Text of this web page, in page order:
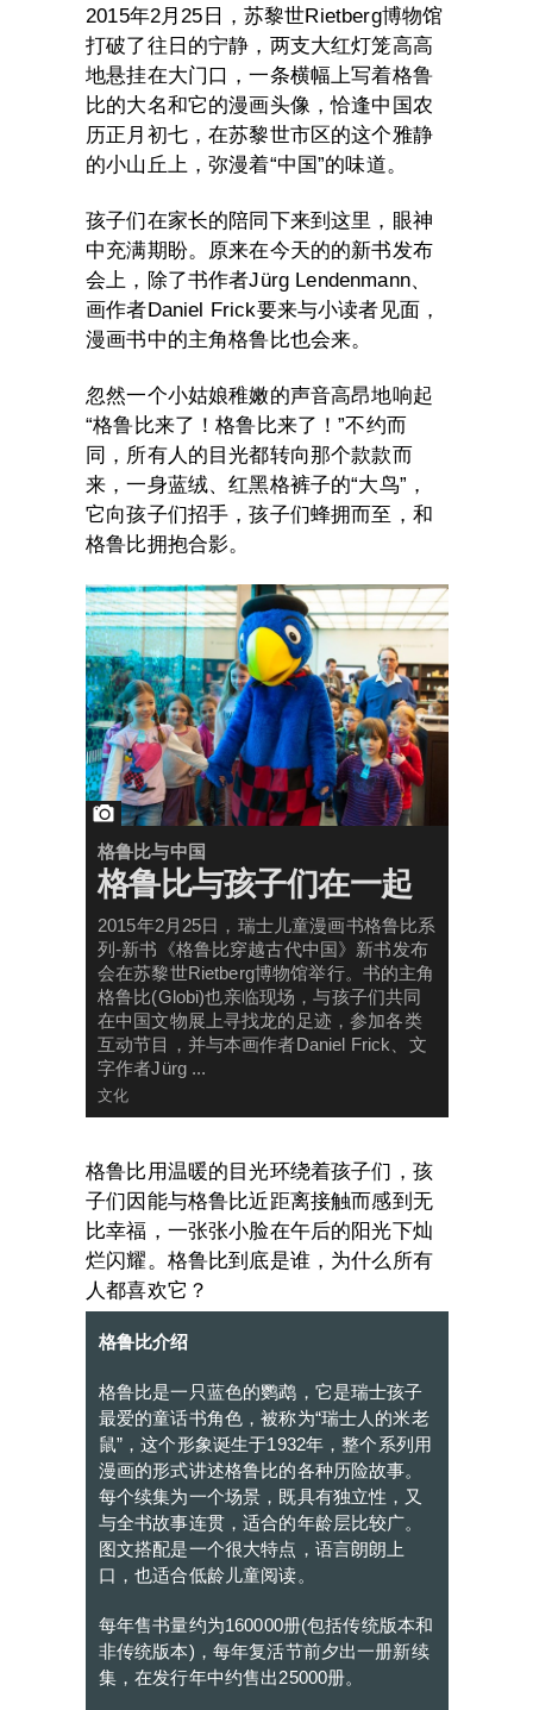
2015年2月25日，苏黎世Rietberg博物馆
打破了往日的宁静，两支大红灯笼高高
地悬挂在大门口，一条横幅上写着格鲁
比的大名和它的漫画头像，恰逢中国农
历正月初七，在苏黎世市区的这个雅静
的小山丘上，弥漫着“中国”的味道。
孩子们在家长的陪同下来到这里，眼神
中充满期盼。原来在今天的的新书发布
会上，除了书作者Jürg Lendenmann、
画作者Daniel Frick要来与小读者见面，
漫画书中的主角格鲁比也会来。
忽然一个小姑娘稚嫩的声音高昂地响起
“格鲁比来了！格鲁比来了！”不约而
同，所有人的目光都转向那个款款而
来，一身蓝绒、红黑格裤子的“大鸟”，
它向孩子们招手，孩子们蜂拥而至，和
格鲁比拥抱合影。
格鲁比与中国
格鲁比与孩子们在一起
2015年2月25日，瑞士儿童漫画书格鲁比系
列-新书《格鲁比穿越古代中国》新书发布
会在苏黎世Rietberg博物馆举行。书的主角
格鲁比(Globi)也亲临现场，与孩子们共同
在中国文物展上寻找龙的足迹，参加各类
互动节目，并与本画作者Daniel Frick、文
字作者Jürg ...
文化
格鲁比用温暖的目光环绕着孩子们，孩
子们因能与格鲁比近距离接触而感到无
比幸福，一张张小脸在午后的阳光下灿
烂闪耀。格鲁比到底是谁，为什么所有
人都喜欢它？
格鲁比介绍
格鲁比是一只蓝色的鹦鹉，它是瑞士孩子
最爱的童话书角色，被称为“瑞士人的米老
鼠”，这个形象诞生于1932年，整个系列用
漫画的形式讲述格鲁比的各种历险故事。
每个续集为一个场景，既具有独立性，又
与全书故事连贯，适合的年龄层比较广。
图文搭配是一个很大特点，语言朗朗上
口，也适合低龄儿童阅读。
每年售书量约为160000册(包括传统版本和
非传统版本)，每年复活节前夕出一册新续
集，在发行年中约售出25000册。